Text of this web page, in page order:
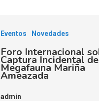
Eventos Novedades
Foro Internacional
Captura Incidental de
Megafauna Mariña
Ameazada
admin